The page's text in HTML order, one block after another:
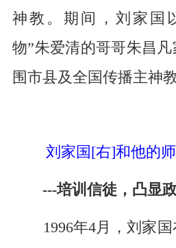
神教。期间，刘家国
物”朱爱清的哥哥朱昌
围市县及全国传播主神教
刘家国 [右]和他的
---培训信徒，凸显
1996年4月，刘家